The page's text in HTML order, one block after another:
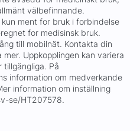
välbefinnande.
ment for bruk i forbindelse
for medisinsk bruk.
till mobilnät. Kontakta din
Uppkopplingen kan variera
tillgängliga. På
information om medverkande
information om inställning
se/HT207578.